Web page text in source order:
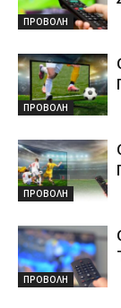
ΠΡΟΒΟΛΗ
ΠΡΟΒΟΛΗ
ΠΡΟΒΟΛΗ
ΠΡΟΒΟΛΗ